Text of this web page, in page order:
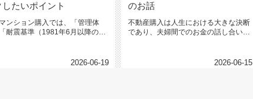
したいポイント
ンション購入では、「管理体
耐震基準（1981年6月以降の新
2026-06-19
のお話
不動産購入は人生における大きな決断
であり、夫婦間でのお金の話し合いは
2026-06-15